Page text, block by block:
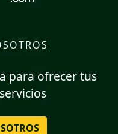
para ofrecer tus